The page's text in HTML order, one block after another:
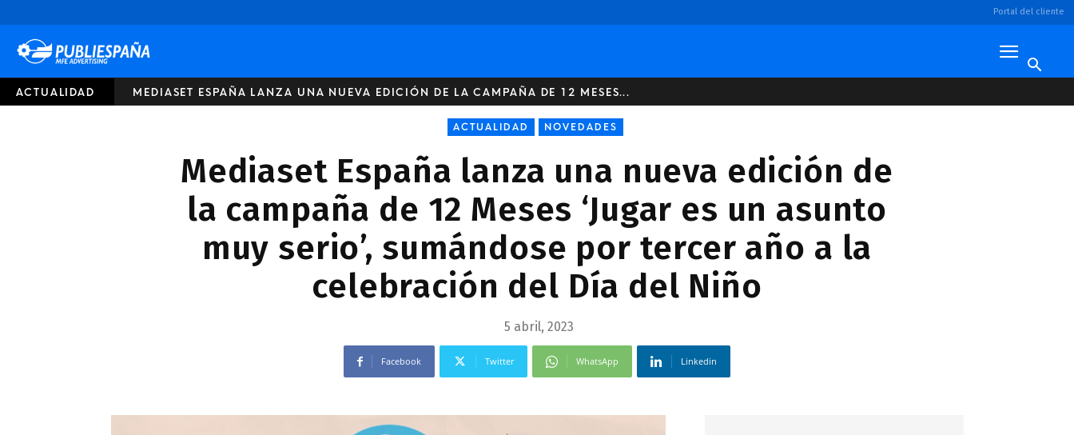
Portal del cliente
ACTUALIDAD MEDIASET ESPAÑA LANZA UNA NUEVA EDICIÓN DE LA CAMPAÑA DE 12 MESES...
ACTUALIDAD NOVEDADES
Mediaset España lanza una nueva edición de
la campaña de 12 Meses ‘Jugar es un asunto
muy serio’, sumándose por tercer año a la
celebración del Día del Niño
5 abril, 2023
Facebook Twitter WhatsApp Linkedin